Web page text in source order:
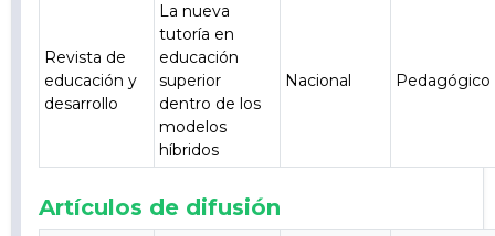
Revista de
educación y
desarrollo
La nueva
tutoría en
educación
superior
dentro de los
modelos
híbridos
Nacional Pedagógico
Artículos de difusión